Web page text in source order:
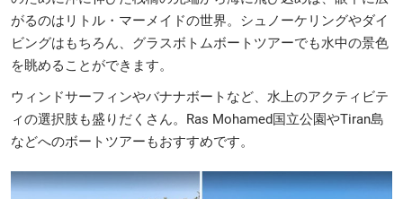
がるのはリトル・マーメイドの世界。シュノーケリングやダイ
ビングはもちろん、グラスボトムボートツアーでも水中の景色
を眺めることができます。
ウィンドサーフィンやバナナボートなど、水上のアクティビテ
ィの選択肢も盛りだくさん。Ras Mohamed国立公園やTiran島
などへのボートツアーもおすすめです。